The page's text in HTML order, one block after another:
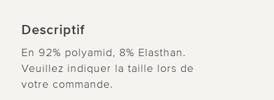
Descriptif
En 92% polyamid, 8% Elasthan.
Veuillez indiquer la taille lors de
votre commande.